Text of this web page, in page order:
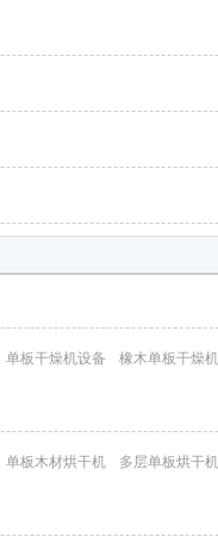
单板干燥机设备 橡木单板干燥机
单板木材烘干机 多层单板烘干机